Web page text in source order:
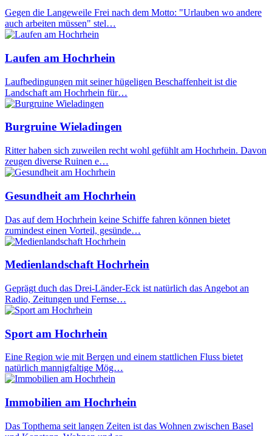
Gegen die Langeweile Frei nach dem Motto: "Urlauben wo andere
auch arbeiten müssen" stel…
Laufen am Hochrhein
Laufbedingungen mit seiner hügeligen Beschaffenheit ist die
Landschaft am Hochrhein für…
Burgruine Wieladingen
Ritter haben sich zuweilen recht wohl gefühlt am Hochrhein. Davon
zeugen diverse Ruinen e…
Gesundheit am Hochrhein
Das auf dem Hochrhein keine Schiffe fahren können bietet
zumindest einen Vorteil, gesünde…
Medienlandschaft Hochrhein
Geprägt duch das Drei-Länder-Eck ist natürlich das Angebot an
Radio, Zeitungen und Fernse…
Sport am Hochrhein
Eine Region wie mit Bergen und einem stattlichen Fluss bietet
natürlich mannigfaltige Mög…
Immobilien am Hochrhein
Das Topthema seit langen Zeiten ist das Wohnen zwischen Basel